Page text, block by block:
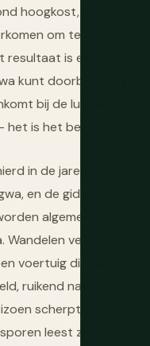
hoogkost, laag-
om te
is een land
kunt doorbrengen
bij de luipaard
is het beleid.
in de jaren 1950
en de gidsen die
algemeen
verandert
voertuig die naar
ruikend naar mest
scherpte van de
leest zoals jij